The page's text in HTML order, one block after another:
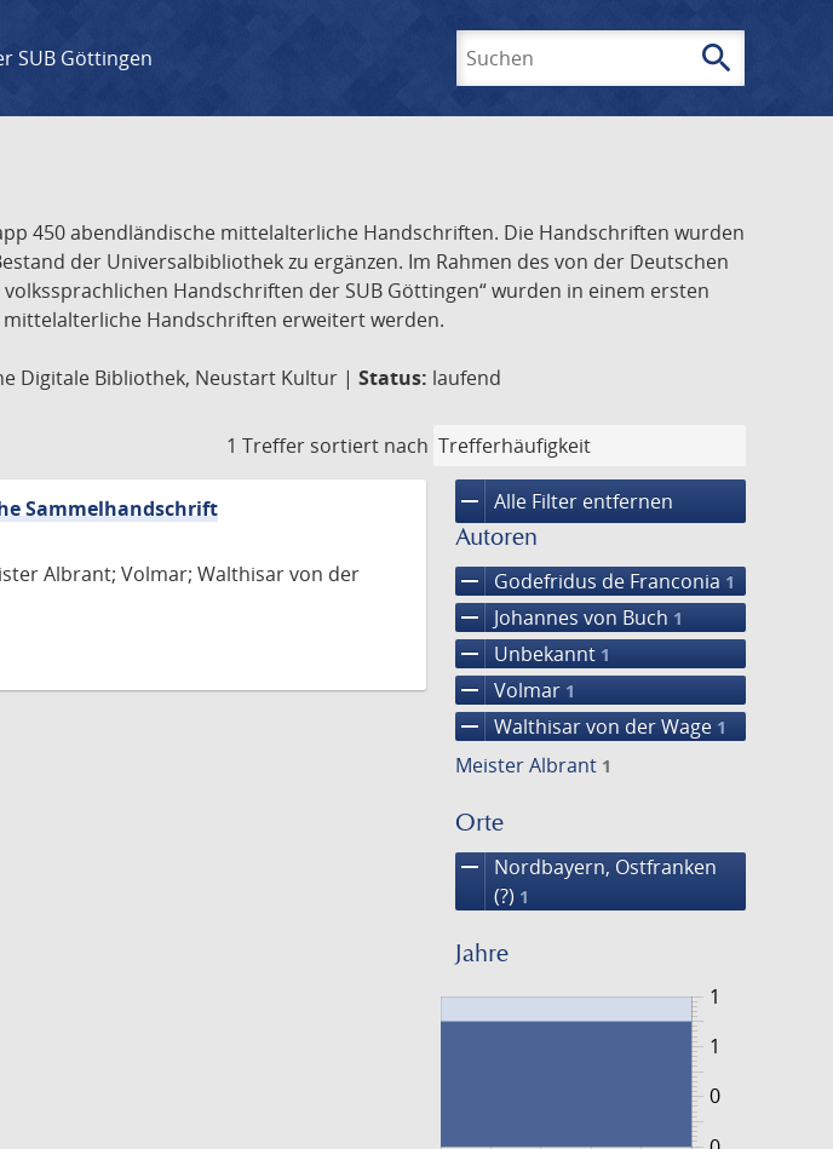
SUB Göttingen search
450 abendländische mittelalterliche Handschriften. Die Handschriften wurden
der Universalbibliothek zu ergänzen. Im Rahmen des von der Deutschen
Handschriften der SUB Göttingen“ wurden in einem ersten
Handschriften erweitert werden.
Digitale Bibliothek, Neustart Kultur | Status: laufend
1 Treffer sortiert nach
remove Alle Filter entfernen
Autoren
remove Godefridus de Franconia 1
remove Johannes von Buch 1
remove Unbekannt 1
remove Volmar 1
remove Walthisar von der Wage 1
Meister Albrant 1
Orte
remove
Nordbayern, Ostfranken
(?) 1
Jahre
1
0
1
Sammelhandschrift
Albrant; Volmar; Walthisar von der